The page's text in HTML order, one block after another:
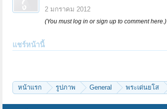
2 มกราคม 2012
(You must log in or sign up to comment here.)
แชร์หน้านี้
หน้าแรก รูปภาพ General พระเด่นยโส